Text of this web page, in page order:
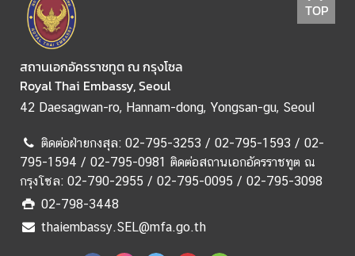
ข่
า
ว
ถ
า
น
เ
อ
อั
ค
TOP
สถานเอกอัครราชทูต ณ กรุงโซล
Royal Thai Embassy, Seoul
42 Daesagwan-ro, Hannam-dong, Yongsan-gu, Seoul
ติดต่อฝ่ายกงสุล: 02-795-3253 / 02-795-1593 / 02-
795-1594 / 02-795-0981 ติดต่อสถานเอกอัครราชทูต ณ
กรุงโซล: 02-790-2955 / 02-795-0095 / 02-795-3098
02-798-3448
thaiembassy.SEL@mfa.go.th